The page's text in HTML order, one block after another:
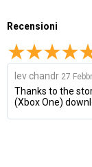
Recensioni
lev chandr 27
Thanks to the
(Xbox One)